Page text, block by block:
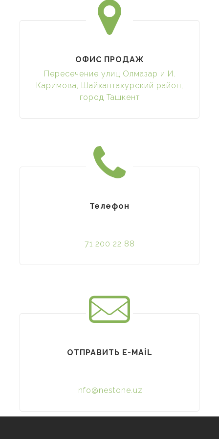
ОФИС ПРОДАЖ
Пересечение улиц Олмазар и И.
Каримова, Шайхантахурский район,
город Ташкент
Телефон
71 200 22 88
ОТПРАВИТЬ Е-MAİL
info@nestone.uz